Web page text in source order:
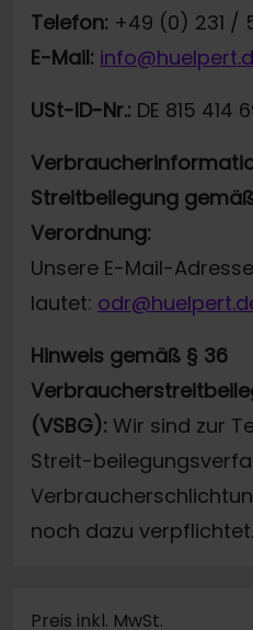
Telefon: +49 (0) 231 /
E-Mail:
USt-ID-Nr.: DE 815 414
Streitbeilegung gemäß
Verordnung:
Unsere E-Mail-Adresse
lautet:
Hinweis gemäß § 36
(VSBG): Wir sind zur
Streit-
noch dazu verpflichtet.
Preis inkl. MwSt.